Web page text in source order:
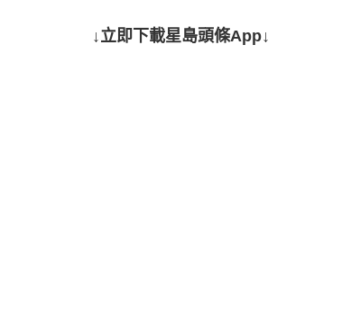
↓立即下載星島頭條App↓